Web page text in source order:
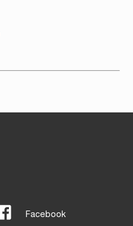
Facebook